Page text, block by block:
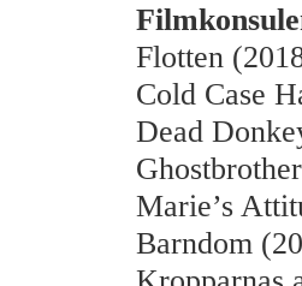
Flotten
Cold Case
Dead
Marie’s
Barndom